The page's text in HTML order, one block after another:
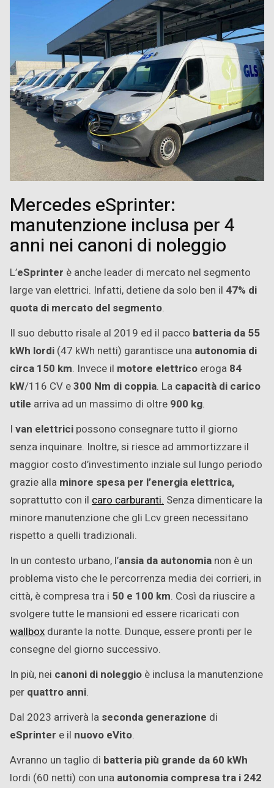
Mercedes eSprinter:
manutenzione inclusa per 4
anni nei canoni di noleggio
L’eSprinter è anche leader di mercato nel segmento
large van elettrici. Infatti, detiene da solo ben il 47% di
quota di mercato del segmento.
Il suo debutto risale al 2019 ed il pacco batteria da 55
kWh lordi (47 kWh netti) garantisce una autonomia di
circa 150 km. Invece il motore elettrico eroga 84
kW/116 CV e300 Nm di coppia. La capacità di carico
utile arriva ad un massimo di oltre 900 kg.
I van elettrici possono consegnare tutto il giorno
senza inquinare. Inoltre, si riesce ad ammortizzare il
maggior costo d’investimento inziale sul lungo periodo
grazie alla minore spesa per l’energia elettrica,
soprattutto con il caro carburanti. Senza dimenticare la
minore manutenzione che gli Lcv green necessitano
rispetto a quelli tradizionali.
In un contesto urbano, l’ansia da autonomia non è un
problema visto che le percorrenza media dei corrieri, in
città, è compresa tra i 50 e 100 km. Così da riuscire a
svolgere tutte le mansioni ed essere ricaricati con
wallbox durante la notte. Dunque, essere pronti per le
consegne del giorno successivo.
In più, nei canoni di noleggio è inclusa la manutenzione
per quattro anni.
Dal 2023 arriverà la seconda generazione di
eSprinter e il nuovo eVito.
Avranno un taglio di batteria più grande da 60 kWh
lordi (60 netti) con una autonomia compresa tra i 242